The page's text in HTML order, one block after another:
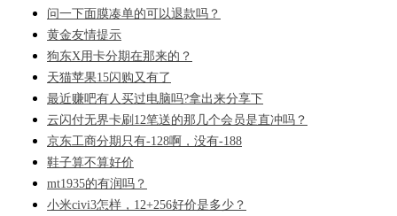
问一下面膜凑单的可以退款吗？
黄金友情提示
狗东X用卡分期在那来的？
天猫苹果15闪购又有了
最近赚吧有人买过电脑吗?拿出来分享下
云闪付无界卡刷12笔送的那几个会员是直冲吗？
京东工商分期只有-128啊，没有-188
鞋子算不算好价
mt1935的有润吗？
小米civi3怎样，12+256好价是多少？